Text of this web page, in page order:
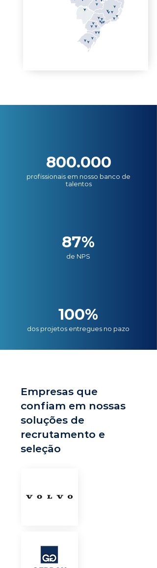
800.000
profissionais em nosso banco de
talentos
87%
de NPS
100%
dos projetos entregues no pazo
Empresas que
confiam em nossas
soluções de
recrutamento e
seleção